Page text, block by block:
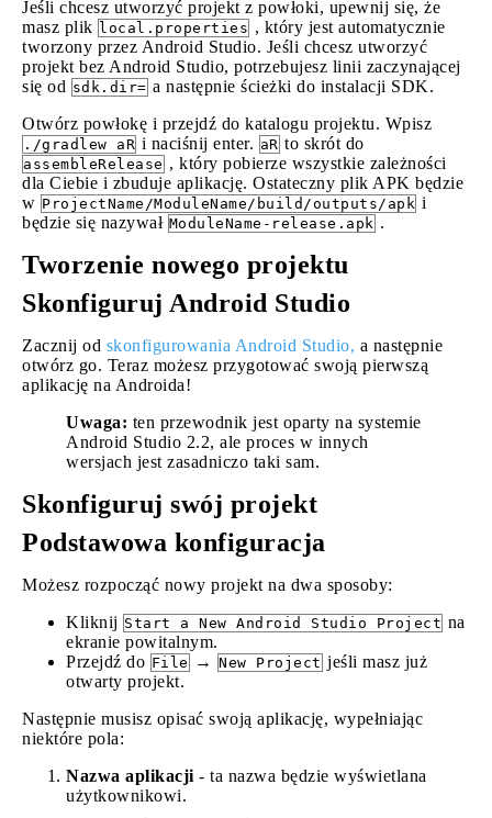
Jeśli chcesz utworzyć projekt z powłoki, upewnij się, że
masz plik local.properties , który jest automatycznie
tworzony przez Android Studio. Jeśli chcesz utworzyć
projekt bez Android Studio, potrzebujesz linii zaczynającej
się od sdk.dir= a następnie ścieżki do instalacji SDK.
Otwórz powłokę i przejdź do katalogu projektu. Wpisz
./gradlew aR i naciśnij enter. aR to skrót do
assembleRelease , który pobierze wszystkie zależności
dla Ciebie i zbuduje aplikację. Ostateczny plik APK będzie
w ProjectName/ModuleName/build/outputs/apk i
będzie się nazywał ModuleName-release.apk .
Tworzenie nowego projektu
Skonfiguruj Android Studio
Zacznij od skonfigurowania Android Studio, a następnie
otwórz go. Teraz możesz przygotować swoją pierwszą
aplikację na Androida!
Uwaga: ten przewodnik jest oparty na systemie
Android Studio 2.2, ale proces w innych
wersjach jest zasadniczo taki sam.
Skonfiguruj swój projekt
Podstawowa konfiguracja
Możesz rozpocząć nowy projekt na dwa sposoby:
Kliknij Start a New Android Studio Project na
ekranie powitalnym.
Przejdź do File → New Project jeśli masz już
otwarty projekt.
Następnie musisz opisać swoją aplikację, wypełniając
niektóre pola:
Nazwa aplikacji - ta nazwa będzie wyświetlana
użytkownikowi.